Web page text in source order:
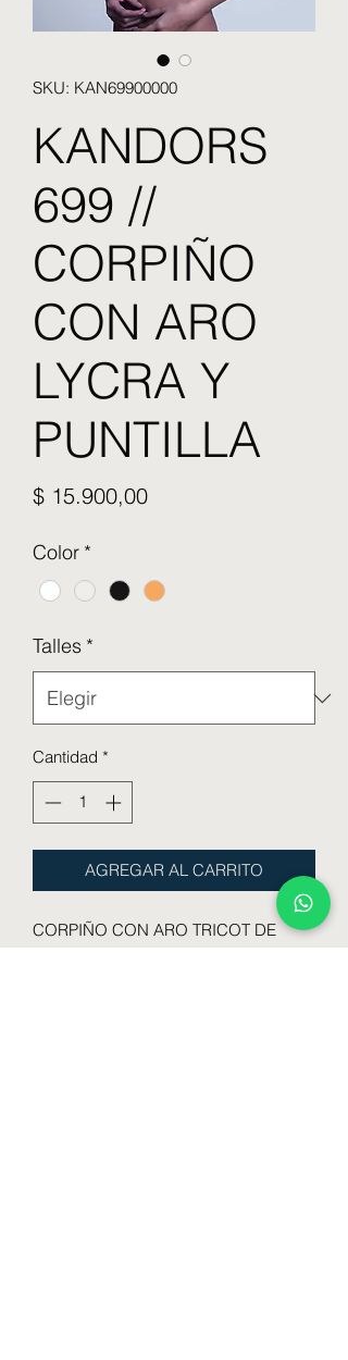
SKU: KAN69900000
KANDORS
699 //
CORPIÑO
CON ARO
LYCRA Y
PUNTILLA
$ 15.900,00Precio
Color *
Talles *
Cantidad *
AGREGAR AL CARRITO
CORPIÑO CON ARO TRICOT DE
LYCRA CON PUNTILLA